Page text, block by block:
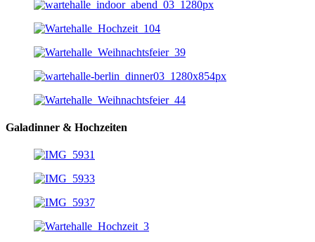
Galadinner & Hochzeiten